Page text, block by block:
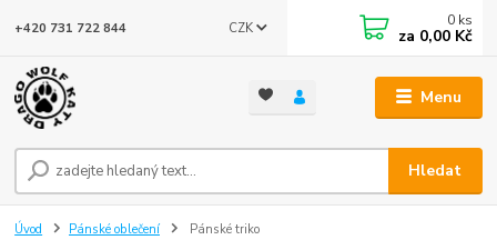
Menu
CZK
Hledat
+420 731 722 844 0 ks
za 0,00 Kč
Úvod Pánské oblečení Pánské triko